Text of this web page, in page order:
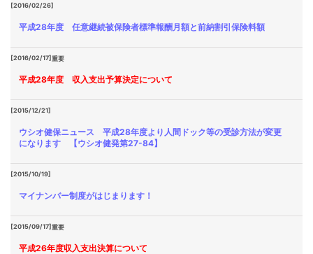
[2016/02/26]
平成28年度 任意継続被保険者標準報酬月額と前納割引保険料額
[2016/02/17]重要
平成28年度 収入支出予算決定について
[2015/12/21]
ウシオ健保ニュース 平成28年度より人間ドック等の受診方法が変更
になります 【ウシオ健発第27-84】
[2015/10/19]
マイナンバー制度がはじまります！
[2015/09/17]重要
平成26年度収入支出決算について